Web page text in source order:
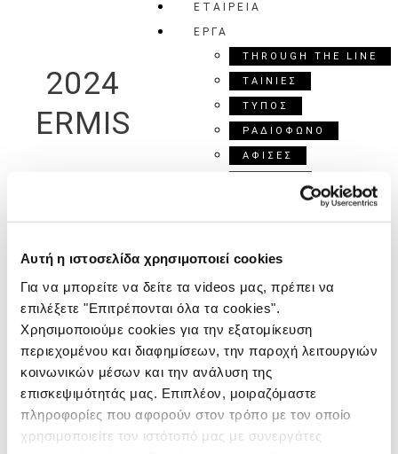
Αυτή η ιστοσελίδα χρησιμοποιεί cookies
Για να μπορείτε να δείτε τα videos μας, πρέπει να
επιλέξετε "Επιτρέπονται όλα τα cookies".
Χρησιμοποιούμε cookies για την εξατομίκευση
περιεχομένου και διαφημίσεων, την παροχή λειτουργιών
κοινωνικών μέσων και την ανάλυση της
επισκεψιμότητάς μας. Επιπλέον, μοιραζόμαστε
πληροφορίες που αφορούν στον τρόπο με τον οποίο
χρησιμοποιείτε τον ιστότοπό μας με συνεργάτες
ΕΤΑΙΡΕΙΑ
ΕΡΓΑ
THROUGH THE LINE
ΤΑΙΝΙΕΣ
ΤΥΠΟΣ
ΡΑΔΙΟΦΩΝΟ
ΑΦΙΣΕΣ
DIRECT
ΔΙΑΚΡΙΣΕΙΣ
ΕΠΙΚΟΙΝΩΝΙΑ
2024
ERMIS
AWARDS
VIDEO-
FILLER